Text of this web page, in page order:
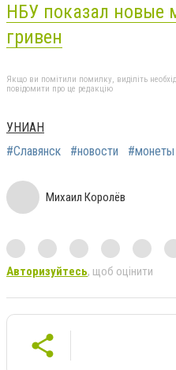
НБУ показал новые
гривен
Якщо ви помітили помилку, виділіть
повідомити про це редакцію
УНИАН
#Славянск
#новости #монеты
Михаил Королёв
Авторизуйтесь, щоб оцінити